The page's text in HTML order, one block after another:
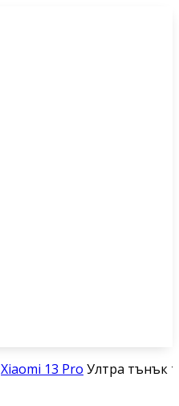
Xiaomi 13 Pro Ултра тънък